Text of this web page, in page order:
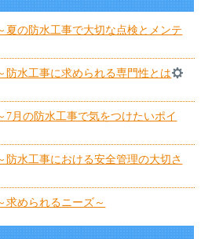
夏の防水工事で大切な点検とメンテ
防水工事に求められる専門性とは
7月の防水工事で気をつけたいポイ
防水工事における安全管理の大切さ
求められるニーズ～